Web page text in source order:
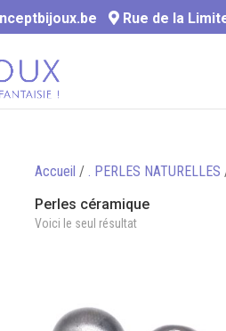
Rue de la
Accueil / . PERLES NATURELLES
Perles céramique
Voici le seul résultat